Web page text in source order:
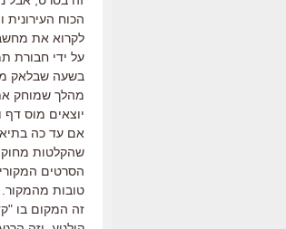
הכוח העירונית
לקרוא את
על ידי חבורת
בשעה שבלאק
מהלך שמוחק
יוצאים מוס
אם עד כה
שהקלטות
הסרטים
טובות מהמקור.
זה המקום בו